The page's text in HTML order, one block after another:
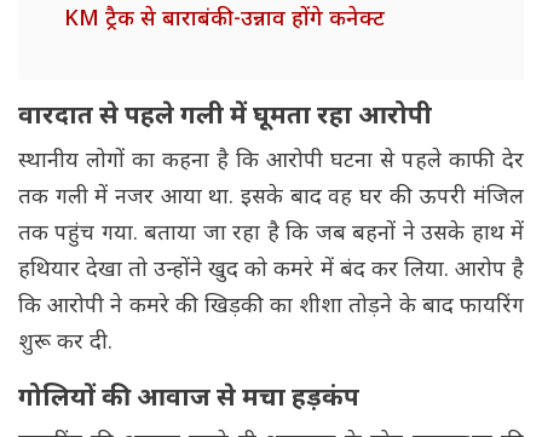
KM ट्रैक से बाराबंकी-उन्नाव होंगे कनेक्ट
वारदात से पहले गली में घूमता रहा आरोपी
स्थानीय लोगों का कहना है कि आरोपी घटना से पहले काफी देर
तक गली में नजर आया था. इसके बाद वह घर की ऊपरी मंजिल
तक पहुंच गया. बताया जा रहा है कि जब बहनों ने उसके हाथ में
हथियार देखा तो उन्होंने खुद को कमरे में बंद कर लिया. आरोप है
कि आरोपी ने कमरे की खिड़की का शीशा तोड़ने के बाद फायरिंग
शुरू कर दी.
गोलियों की आवाज से मचा हड़कंप